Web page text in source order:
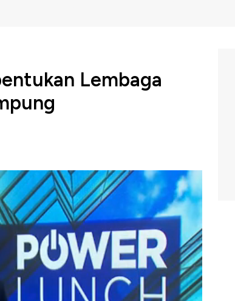
Lembaga
(LPS) menyampaikan kabar terbaru terkait
asuransi. Ketua Dewan Komisioner LPS
LPP akan selesai tahun ini.
(Jumat, 01/03/2024) berikut ini.